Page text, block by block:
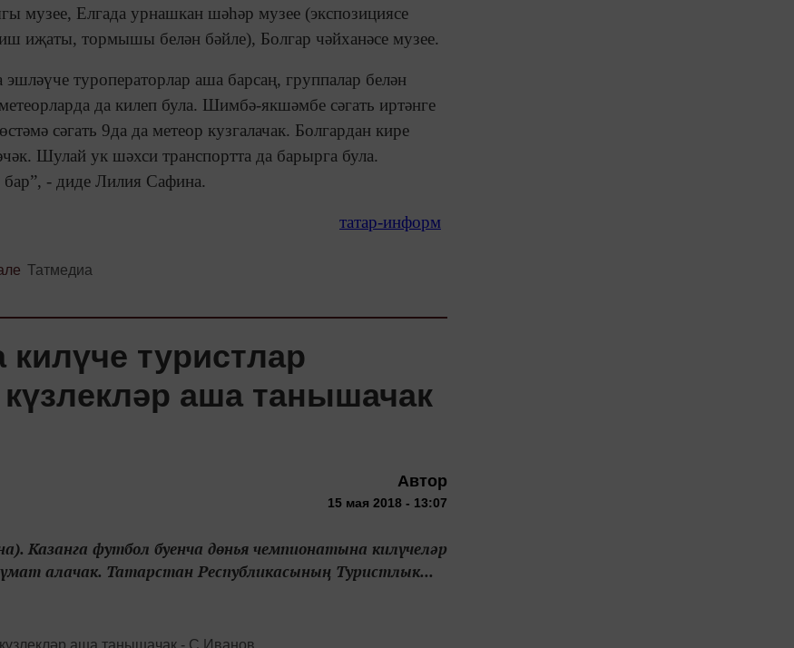
музее, Елгада урнашкан шәһәр музее (экспозициясе
иҗаты, тормышы белән бәйле), Болгар чәйханәсе музее.
туроператорлар аша барсаң, группалар белән
да килеп була. Шимбә-якшәмбе сәгать иртәнге
сәгать 9да да метеор кузгалачак. Болгардан кире
Шулай ук шәхси транспортта да барырга була.
бар”, - диде Лилия Сафина.
татар-информ
Татмедиа
туристлар
аша танышачак
Автор
15 мая 2018 - 13:07
Казанга футбол буенча дөнья чемпионатына килүчеләр
алачак. Татарстан Республикасының Туристлык...